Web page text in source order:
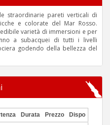
straordinarie pareti verticali di
e colorate del Mar Rosso.
varietà di immersioni e per
a subacquei di tutti i livelli
godendo della bellezza del
Durata Prezzo Dispo